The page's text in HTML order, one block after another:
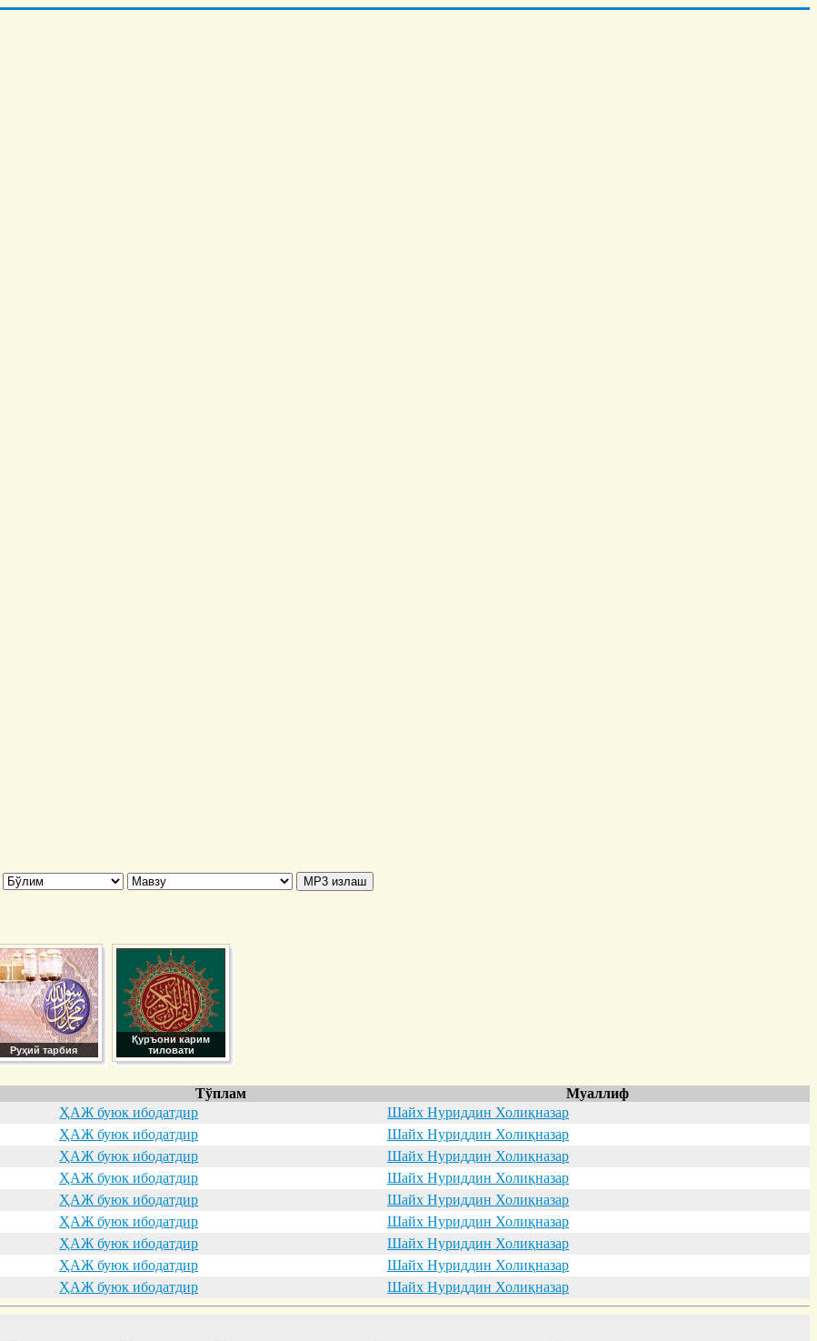
Руҳий тарбия
Қуръони карим
тиловати
Тўплам
Муаллиф
ҲАЖ буюк ибодатдир
Шайх Нуриддин Холиқназар
ҲАЖ буюк ибодатдир
Шайх Нуриддин Холиқназар
ҲАЖ буюк ибодатдир
Шайх Нуриддин Холиқназар
ҲАЖ буюк ибодатдир
Шайх Нуриддин Холиқназар
ҲАЖ буюк ибодатдир
Шайх Нуриддин Холиқназар
ҲАЖ буюк ибодатдир
Шайх Нуриддин Холиқназар
ҲАЖ буюк ибодатдир
Шайх Нуриддин Холиқназар
ҲАЖ буюк ибодатдир
Шайх Нуриддин Холиқназар
ҲАЖ буюк ибодатдир Шайх Нуриддин Холиқназар